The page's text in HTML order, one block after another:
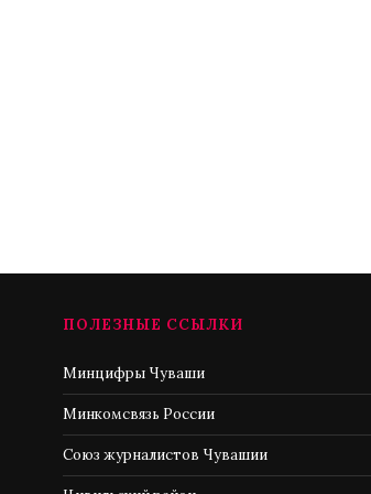
ПОЛЕЗНЫЕ ССЫЛКИ
Минцифры Чуваши
Минкомсвязь России
Союз журналистов Чувашии